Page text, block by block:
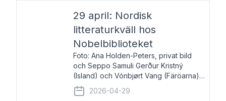
29 april: Nordisk
litteraturkväll hos
Nobelbiblioteket
Foto: Ana Holden-Peters, privat bild
och Seppo Samuli Gerður Kristný
(Island) och Vónbjørt Vang (Färöarna)
läser ur sina verk och samtalar med
John Swedenmark. De läser upp på
2026-04-29